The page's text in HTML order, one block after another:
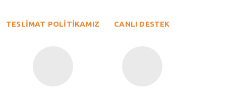
TESLİMAT POLİTİKAMIZ CANLI DESTEK